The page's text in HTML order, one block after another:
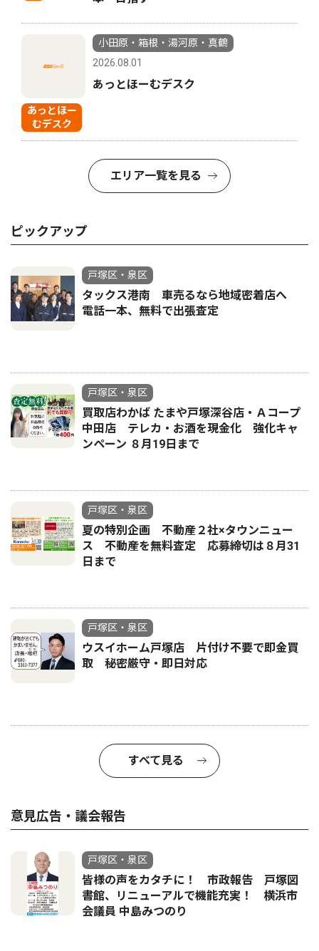
あっとほー
むデスク
小田原・箱根・湯河原・真鶴
2026.08.01
あっとほーむデスク
エリア一覧を見る
ピックアップ
戸塚区・泉区
タックス港南 車売るなら地域密着店へ
電話一本、無料で出張査定
戸塚区・泉区
買取店わかば たまや戸塚深谷店・Ａコープ
中田店 テレカ・お酒を現金化 強化キャ
ンペーン ８月19日まで
戸塚区・泉区
夏の特別企画 不動産２社×タウンニュー
ス 不動産を無料査定 応募締切は８月31
日まで
戸塚区・泉区
ウスイホーム戸塚店 片付け不要で即金買
取 秘密厳守・即日対応
すべて見る
意見広告・議会報告
戸塚区・泉区
皆様の声をカタチに！ 市政報告 戸塚図
書館、リニューアルで機能充実！ 横浜市
会議員 中島みつのり